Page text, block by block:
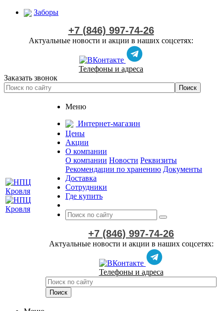
Заборы
+7 (846) 997-74-26
Актуальные новости и акции в наших соцсетях:
Телефоны и адреса
Заказать звонок
Меню
Интернет-магазин
Цены
Акции
О компании
О компании Новости Реквизиты
Рекомендации по хранению Документы
Доставка
Сотрудники
Где купить
+7 (846) 997-74-26
Актуальные новости и акции в наших соцсетях:
Телефоны и адреса